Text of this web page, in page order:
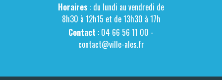
Horaires : du lundi au vendredi de
8h30 à 12h15 et de 13h30 à 17h
Contact : 04 66 56 11 00 -
contact@ville-ales.fr